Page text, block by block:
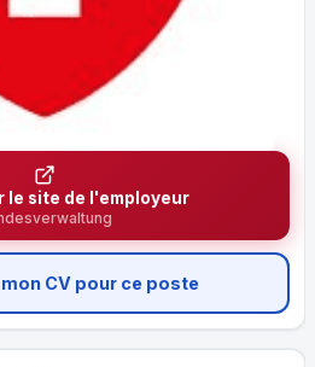
le site de l'employeur
CV pour ce poste